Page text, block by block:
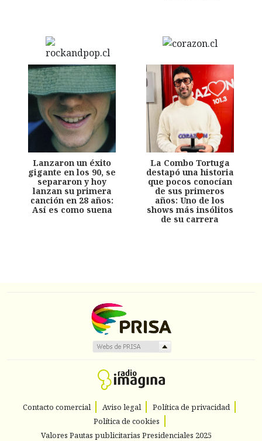
Lanzaron un éxito
gigante en los 90, se
separaron y hoy
lanzan su primera
canción en 28 años:
Así es como suena
La Combo Tortuga
destapó una historia
que pocos conocían
de sus primeros
años: Uno de los
shows más insólitos
de su carrera
Contacto comercial Aviso legal
Política de privacidad
Política de cookies
Valores Pautas publicitarias Presidenciales 2025